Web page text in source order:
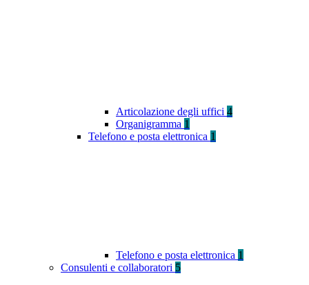
Articolazione degli uffici 4
Organigramma 1
Telefono e posta elettronica 1
Telefono e posta elettronica 1
Consulenti e collaboratori 5